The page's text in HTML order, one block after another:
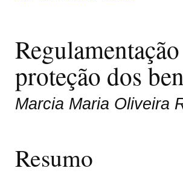
proteção dos
Marcia Maria Oliveira
Resumo